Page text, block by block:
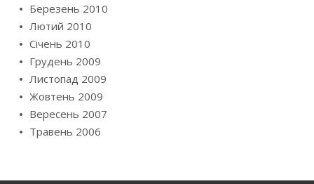
Березень 2010
Лютий 2010
Січень 2010
Грудень 2009
Листопад 2009
Жовтень 2009
Вересень 2007
Травень 2006